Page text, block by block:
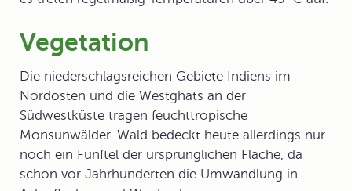
Vegetation
Die niederschlagsreichen Gebiete Indiens im
Nordosten und die Westghats an der
Südwestküste tragen feuchttropische
Monsunwälder. Wald bedeckt heute allerdings nur
noch ein Fünftel der ursprünglichen Fläche, da
schon vor Jahrhunderten die Umwandlung in